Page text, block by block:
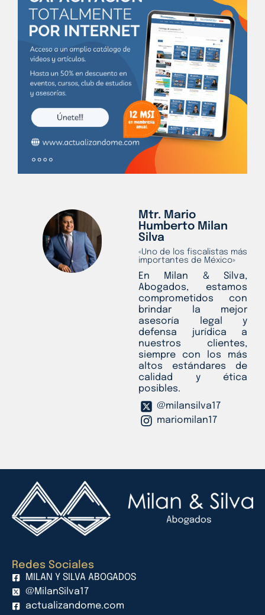
Mtr. Mario
Humberto Milan
Silva
«Uno de los fiscalistas más
importantes de México»
En Milan & Silva,
Abogados, estamos
comprometidos con
brindar la mejor
asesoría legal y
defensa jurídica a
nuestros clientes,
siempre con los más
altos estándares de
calidad y ética
posibles.
@milansilva17
mariomilan17
Redes Sociales
MILAN Y SILVA ABOGADOS
@MilanSilva17
actualizandome.com